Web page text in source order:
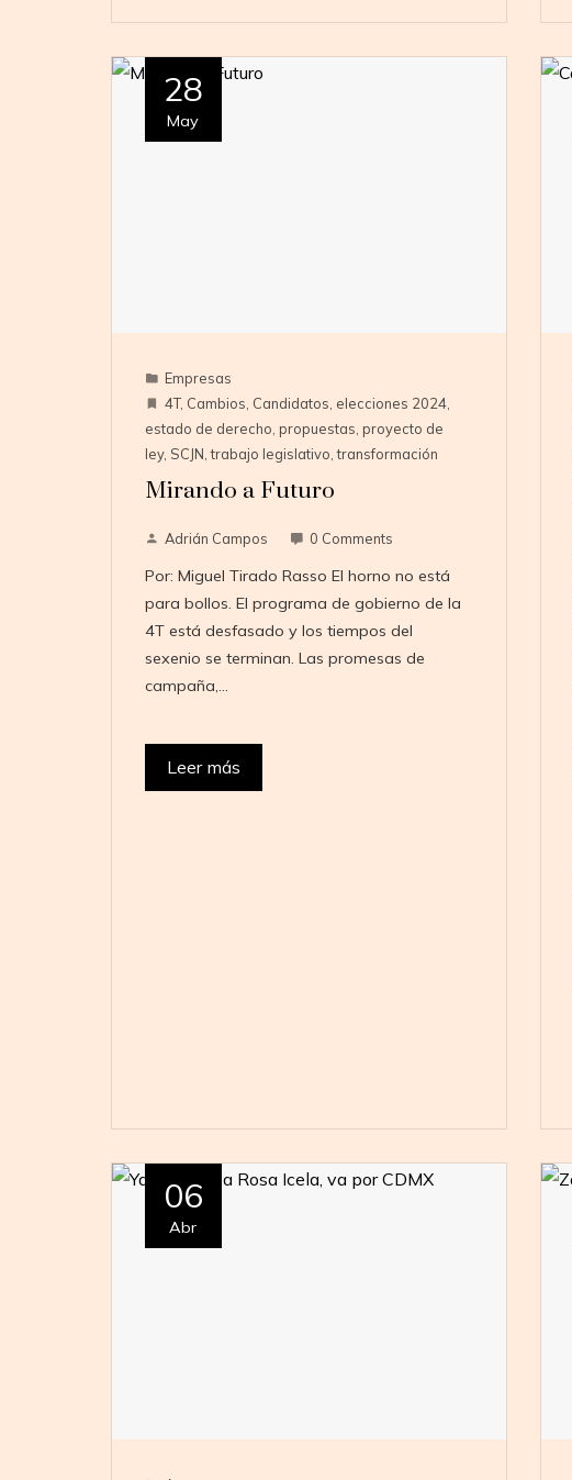
28
May
Empresas
4T, Cambios, Candidatos, elecciones 2024,
estado de derecho, propuestas, proyecto de
ley, SCJN,trabajo legislativo,transformación
Mirando a Futuro
Adrián Campos 0 Comments
Por: Miguel Tirado Rasso El horno no está
para bollos. El programa de gobierno de la
4T está desfasado y los tiempos del
sexenio se terminan. Las promesas de
campaña,…
Leer más
06
Abr